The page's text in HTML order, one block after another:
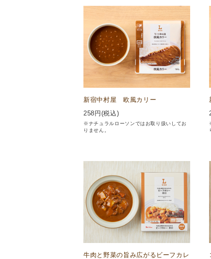
新宿中村屋 欧風カリー
258 円(税込)
※ナチュラルローソンではお取り扱いしてお
りません。
牛肉と野菜の旨み広がるビーフカレ